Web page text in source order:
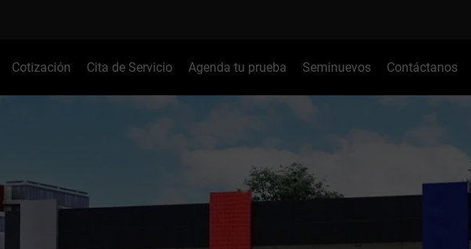
Cotización Cita de Servicio Agenda tu prueba Seminuevos Contáctanos